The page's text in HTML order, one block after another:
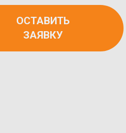
ОСТАВИТЬ
ЗАЯВКУ